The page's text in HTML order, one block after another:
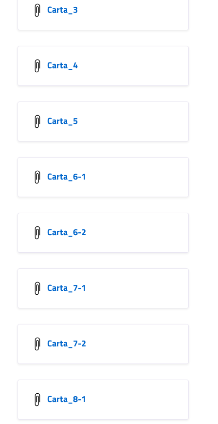
Carta_3
Carta_4
Carta_5
Carta_6-1
Carta_6-2
Carta_7-1
Carta_7-2
Carta_8-1